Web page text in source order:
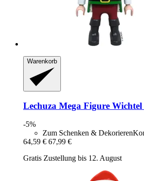
Warenkorb
Lechuza Mega Figure
-5%
Zum Schenken &
64,59 € 67,99 €
Gratis Zustellung bis 12. August